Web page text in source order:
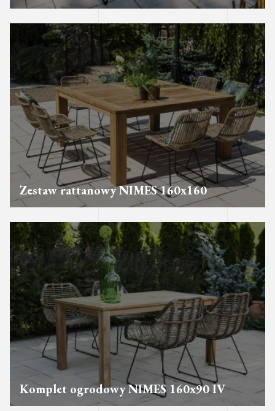
Zestaw rattanowy NIMES 160x160
Komplet ogrodowy NIMES 160x90 IV